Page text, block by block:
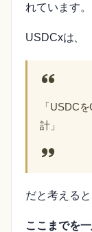
れています。
USDCxは、
「USDC
計」
だと考える
ここまでを